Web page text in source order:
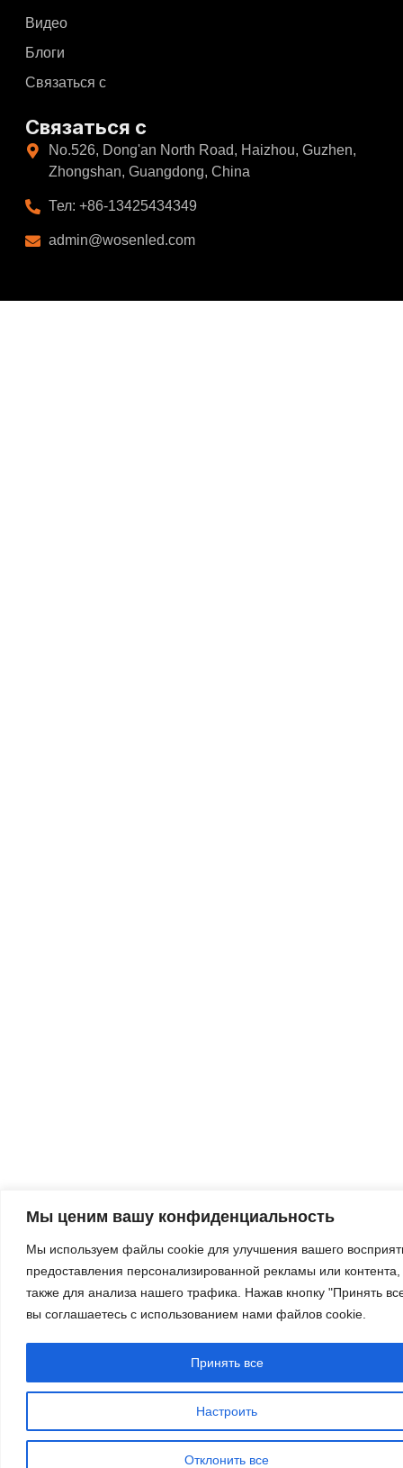
Мы ценим вашу конфиденциальность
Мы используем файлы cookie для улучшения вашего
предоставления персонализированной рекламы или контента,
также для анализа нашего трафика. Нажав кнопку "Принять
вы соглашаетесь с использованием нами файлов cookie.
Настроить
Отклонить все
Принять все
Видео
Блоги
Связаться с
Связаться с
No.526, Dong'an North Road, Haizhou, Guzhen,
Zhongshan, Guangdong, China
Тел: +86-13425434349
admin@wosenled.com